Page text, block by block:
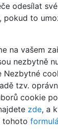
odesílat
to
na vašem
nezbytně
tzv.
cookie
zde, a
tohoto